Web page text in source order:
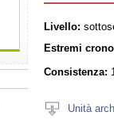
Livello:
Estremi
Consistenza:
Unità